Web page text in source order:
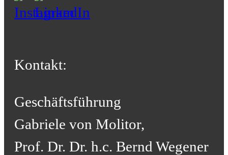
Kontakt:
Geschäftsführung
Gabriele von Molitor,
Prof. Dr. Dr. h.c. Bernd Wegener